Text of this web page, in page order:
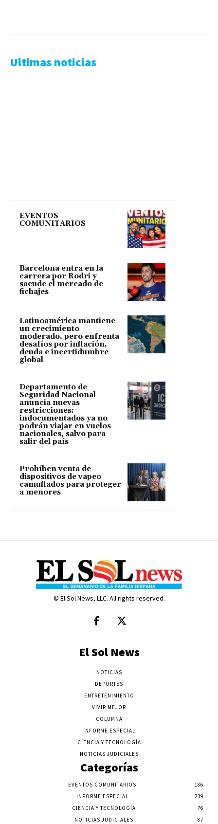
Ultimas noticias
EVENTOS
COMUNITARIOS
Barcelona entra en la
carrera por Rodri y
sacude el mercado de
fichajes
Latinoamérica mantiene
un crecimiento
moderado, pero enfrenta
desafíos por inflación,
deuda e incertidumbre
global
Departamento de
Seguridad Nacional
anuncia nuevas
restricciones:
indocumentados ya no
podrán viajar en vuelos
nacionales, salvo para
salir del país
Prohíben venta de
dispositivos de vapeo
camuflados para proteger
a menores
© El Sol News, LLC. All rights reserved.
El Sol News
NOTICIAS
DEPORTES
ENTRETENIMIENTO
VIVIR MEJOR
COLUMNA
INFORME ESPECIAL
CIENCIA Y TECNOLOGÍA
NOTICIAS JUDICIALES
Categorías
EVENTOS COMUNITARIOS
186
INFORME ESPECIAL
239
CIENCIA Y TECNOLOGÍA
76
NOTICIAS JUDICIALES
87